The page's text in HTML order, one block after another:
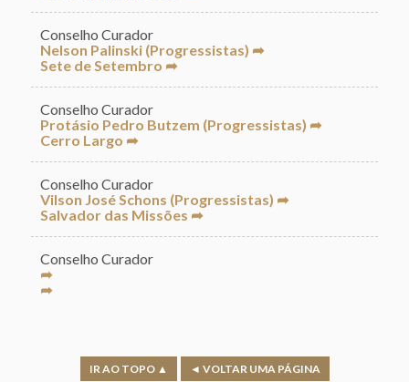
Conselho Curador
Nelson Palinski (Progressistas) ➦
Sete de Setembro ➦
Conselho Curador
Protásio Pedro Butzem (Progressistas) ➦
Cerro Largo ➦
Conselho Curador
Vilson José Schons (Progressistas) ➦
Salvador das Missões ➦
Conselho Curador
➦
➦
IR AO TOPO ▲ ◄ VOLTAR UMA PÁGINA